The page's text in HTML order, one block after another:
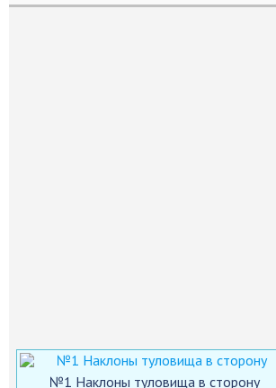
№1 Наклоны туловища в сторону